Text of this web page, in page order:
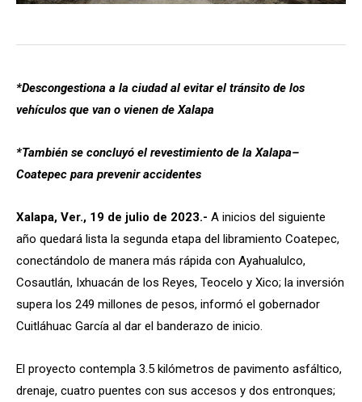
*Descongestiona a la ciudad al evitar el tránsito de los
vehículos que van o vienen de Xalapa
*También se concluyó el revestimiento de la Xalapa–
Coatepec para prevenir accidentes
Xalapa, Ver., 19 de julio de 2023.- A inicios del siguiente
año quedará lista la segunda etapa del libramiento Coatepec,
conectándolo de manera más rápida con Ayahualulco,
Cosautlán, Ixhuacán de los Reyes, Teocelo y Xico; la inversión
supera los 249 millones de pesos, informó el gobernador
Cuitláhuac García al dar el banderazo de inicio.
El proyecto contempla 3.5 kilómetros de pavimento asfáltico,
drenaje, cuatro puentes con sus accesos y dos entronques;